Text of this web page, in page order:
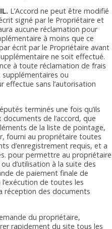
L’Accord ne peut être modifié
signé par le Propriétaire et
aucune réclamation pour
à moins que ce
écrit par le Propriétaire avant
ne soit effectué.
à toute réclamation de frais
ou
effectue sans l’autorisation
terminés une fois qu’ils
de l’accord, que
de la liste de pointage,
fourni au propriétaire toutes
d’enregistrement requis, et a
pour permettre au propriétaire
d’utilisation à la suite des
de paiement finale de
de toutes les
réception des documents
du propriétaire,
rapidement du site tous les